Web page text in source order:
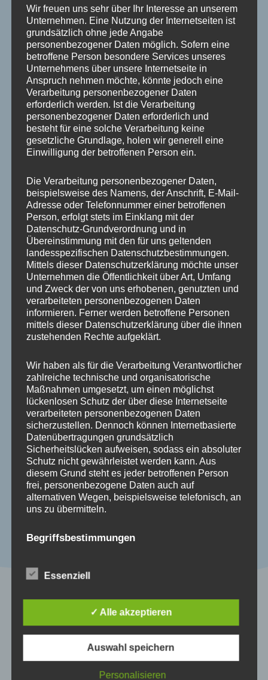
Sprachbuttons für Katzen
Wie können Katzen ihre Bedürfnisse, Wünsche
und Stimmungen gezielt gegenüber dem
Menschen ausdrücken – und wie können wir als
Bezugsperson das fördern und verstehen? In
diesem Seminar beschäftigen wir uns mit den
kommunikativen Ausdrucksmöglichkeiten von
Katzen im Zusammenleben mit Menschen – mit
einem besonderen Fokus darauf, wie
Sprachbuttons die Kommunikation zwischen Katze
und Mensch sinnvoll erweitern und bereichern
Wie Katzen lernen, mit Menschen zu
kommunizieren
So lernt deine Katze die Buttons zu
bedienen
Aus erlerntem Verhalten wird
Kommunikation: von der Wortauswahl bis
zur praktischen Anwendung im Alltag
Grenzen, Missverständnisse &
Trainingsfallen
Praxisbeispiele und Austausch
Wir freuen uns sehr über Ihr Interesse an unserem
Unternehmen. Eine Nutzung der Internetseiten ist
grundsätzlich ohne jede Angabe
personenbezogener Daten möglich. Sofern eine
betroffene Person besondere Services unseres
Unternehmens über unsere Internetseite in
Anspruch nehmen möchte, könnte jedoch eine
Verarbeitung personenbezogener Daten
erforderlich werden. Ist die Verarbeitung
personenbezogener Daten erforderlich und
besteht für eine solche Verarbeitung keine
gesetzliche Grundlage, holen wir generell eine
Einwilligung der betroffenen Person ein.
Die Verarbeitung personenbezogener Daten,
beispielsweise des Namens, der Anschrift, E-Mail-
Adresse oder Telefonnummer einer betroffenen
Person, erfolgt stets im Einklang mit der
Datenschutz-Grundverordnung und in
Übereinstimmung mit den für uns geltenden
landesspezifischen Datenschutzbestimmungen.
Mittels dieser Datenschutzerklärung möchte unser
Unternehmen die Öffentlichkeit über Art, Umfang
und Zweck der von uns erhobenen, genutzten und
verarbeiteten personenbezogenen Daten
informieren. Ferner werden betroffene Personen
mittels dieser Datenschutzerklärung über die ihnen
zustehenden Rechte aufgeklärt.
Wir haben als für die Verarbeitung Verantwortlicher
zahlreiche technische und organisatorische
Maßnahmen umgesetzt, um einen möglichst
lückenlosen Schutz der über diese Internetseite
verarbeiteten personenbezogenen Daten
sicherzustellen. Dennoch können Internetbasierte
Datenübertragungen grundsätzlich
Sicherheitslücken aufweisen, sodass ein absoluter
Schutz nicht gewährleistet werden kann. Aus
diesem Grund steht es jeder betroffenen Person
frei, personenbezogene Daten auch auf
alternativen Wegen, beispielsweise telefonisch, an
uns zu übermitteln.
Begriffsbestimmungen
Begrifflichkeiten, die durch den Europäischen
Richtlinien- und Verordnungsgeber beim Erlass
soll sowohl für die Öffentlichkeit als auch für
unsere Kunden und Geschäftspartner einfach
gewährleisten, möchten wir vorab die verwendeten
Begrifflichkeiten erläutern.
Essenziell
✓ Alle akzeptieren
Auswahl speichern
Personalisieren